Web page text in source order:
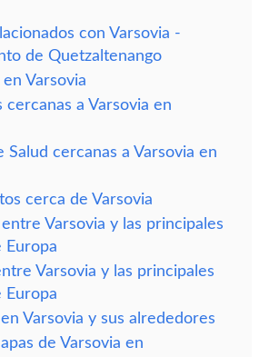
con Varsovia -
de Quetzaltenango
Varsovia
cercanas a Varsovia en
Salud cercanas a Varsovia en
cerca de Varsovia
Varsovia y las principales
Europa
Varsovia y las principales
Europa
Varsovia y sus alrededores
de Varsovia en